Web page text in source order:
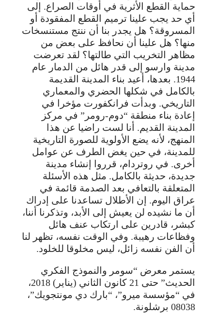
حماية القطع الأثرية في أوقات الصراع. إلى
أي حد يجب علينا ترميم القطع المفقودة أو
المسروقة؟ هل يجدر بنا أن ننتج مستنسخات
منها؟ هل علينا أن نحافظ على بعض من
مظاهر التخريب التي طالتها؟ لقد تعرضت
مدينة وارسو إلى قدر هائل من الدمار عام
1944. بعدها، أعيد بناء المدينة القديمة
بالكامل في شكلها الحضري والمعماري
التاريخي. وبدأت فرانكفورت مؤخرا في
إعادة بناء منطقة “دوم-رومر” في مركز
المدينة القديم. أنا لست راضيا عن هذا
المنهج، لأنه يضع الأولوية للصورة التاريخية
للمدينة، في حين يغض الطرف عن عوامل
أخرى. في روتردام، قرروا إنشاء مدينة
جديدة، حديثة بالكامل. مثل هذه الأسئلة
المتعلقة بالتعافي بعد الصدمة قائمة في
عراق اليوم. إن الأطلال تساعدنا على إدراك
أن ما نشيده لن يعيش إلى الأبد، وتذكرنا أننا،
كبشر، قادرين على ارتكاب عنف هائل
وفظاعات رهيبة. وفي الوقت نفسه، تظهر لنا
أن الفن نفسه زائل، ليس مخلوقا للخلود.
يستمر معرض “سومر والنموذج الفكري
الحديث” حتى 21 كانون الثاني (يناير) 2018،
في “مؤسسة ميرو”، “بارك دي مونتجويك”،
08038 برشلونة.